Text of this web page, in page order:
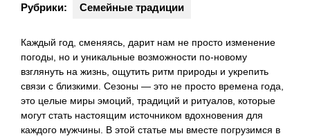
Рубрики: Семейные традиции
Каждый год, сменяясь, дарит нам не просто изменение
погоды, но и уникальные возможности по-новому
взглянуть на жизнь, ощутить ритм природы и укрепить
связи с близкими. Сезоны — это не просто времена года,
это целые миры эмоций, традиций и ритуалов, которые
могут стать настоящим источником вдохновения для
каждого мужчины. В этой статье мы вместе погрузимся в